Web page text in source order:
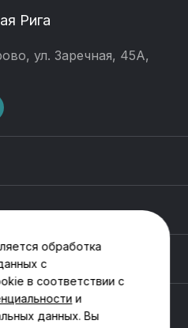
Рига
ул. Заречная, 45А,
обработка
с
в соответствии с
и
данных. Вы